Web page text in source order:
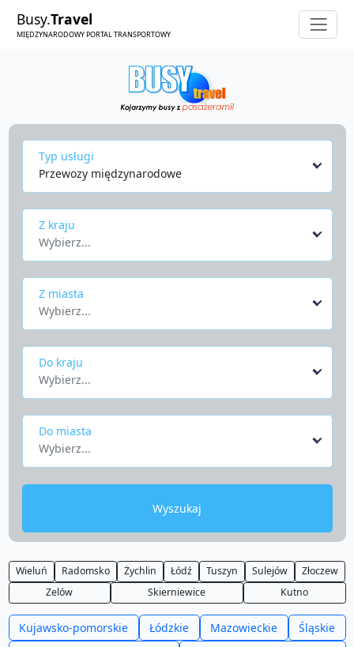
Busy.Travel
MIĘDZYNARODOWY PORTAL TRANSPORTOWY
Typ usługi
Przewozy międzynarodowe
Z kraju
Wybierz...
Z miasta
Wybierz...
Do kraju
Wybierz...
Do miasta
Wybierz...
Wyszukaj
Wieluń Radomsko Żychlin Łódź Tuszyn Sulejów
Złoczew
Zelów
Skierniewice Kutno
Kujawsko-pomorskie Łódzkie Mazowieckie
Śląskie